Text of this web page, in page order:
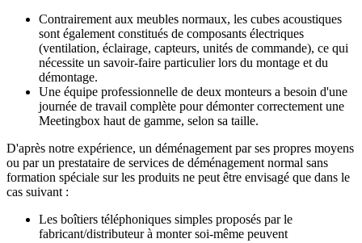
Contrairement aux meubles normaux, les cubes acoustiques
sont également constitués de composants électriques
(ventilation, éclairage, capteurs, unités de commande), ce qui
nécessite un savoir-faire particulier lors du montage et du
démontage.
Une équipe professionnelle de deux monteurs a besoin d'une
journée de travail complète pour démonter correctement une
Meetingbox haut de gamme, selon sa taille.
D'après notre expérience, un déménagement par ses propres moyens
ou par un prestataire de services de déménagement normal sans
formation spéciale sur les produits ne peut être envisagé que dans le
cas suivant :
Les boîtiers téléphoniques simples proposés par le
fabricant/distributeur à monter soi-même peuvent